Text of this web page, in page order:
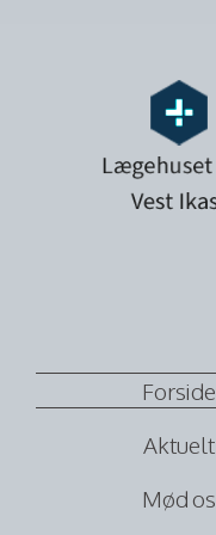
Forside
Aktuelt
Mød os